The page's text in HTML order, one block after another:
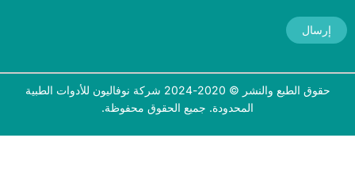
إرسال
حقوق الطبع والنشر © 2020-2024 شركة نوفاليون للأدوات الطبية
المحدودة. جميع الحقوق محفوظة.